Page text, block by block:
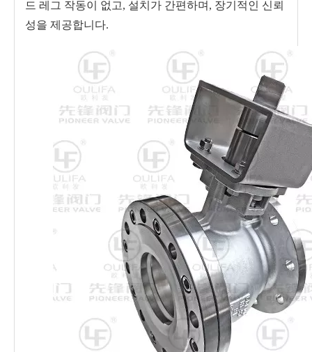
드 레그 작동이 없고, 설치가 간편하며, 장기적인 신뢰
성을 제공합니다.